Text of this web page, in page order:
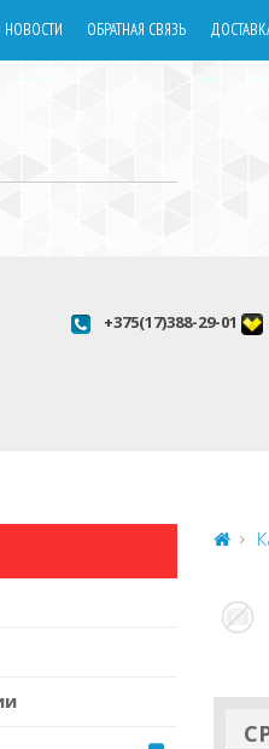
НОВОСТИ ОБРАТНАЯ СВЯЗЬ
+375(17)388-29-01